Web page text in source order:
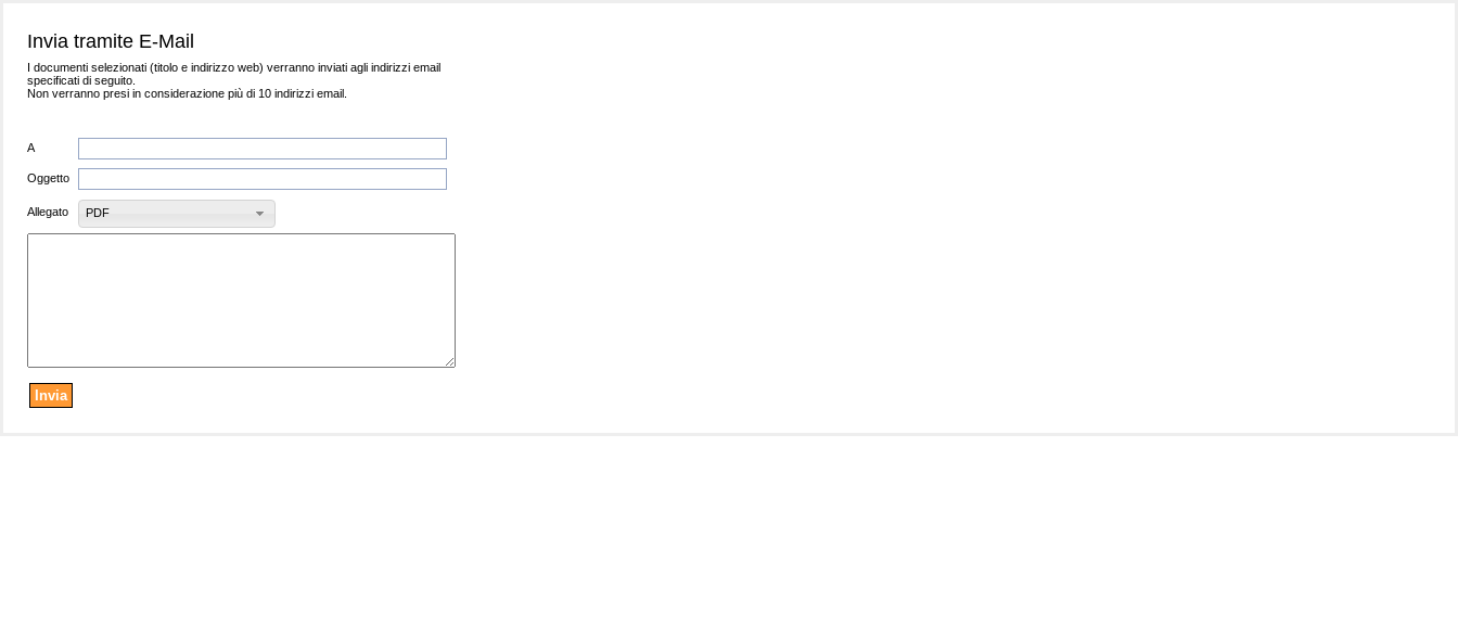
Invia tramite E-Mail
I documenti selezionati (titolo e indirizzo web) verranno inviati agli indirizzi email
specificati di seguito.
Non verranno presi in considerazione più di 10 indirizzi email.
A
Oggetto
Allegato PDF